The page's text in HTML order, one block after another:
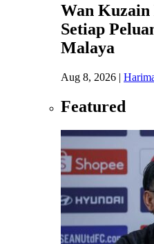
Wan
Setiap
Malaya
Aug 8, 2026 |
Featured